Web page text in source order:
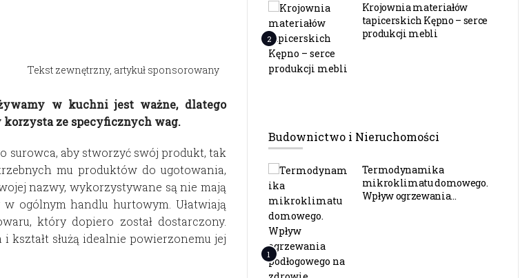
Tekst zewnętrzny, artykuł sponsorowany
w kuchni jest ważne, dlatego
korzysta ze specyficznych wag.
surowca, aby stworzyć swój produkt, tak
mu produktów do ugotowania,
nazwy, wykorzystywane są nie mają
ogólnym handlu hurtowym. Ułatwiają
który dopiero został dostarczony.
kształt służą idealnie powierzonemu jej
2
Krojownia materiałów
tapicerskich Kępno – serce
produkcji mebli
Budownictwo i Nieruchomości
1
Termodynamika
mikroklimatu domowego.
Wpływ ogrzewania